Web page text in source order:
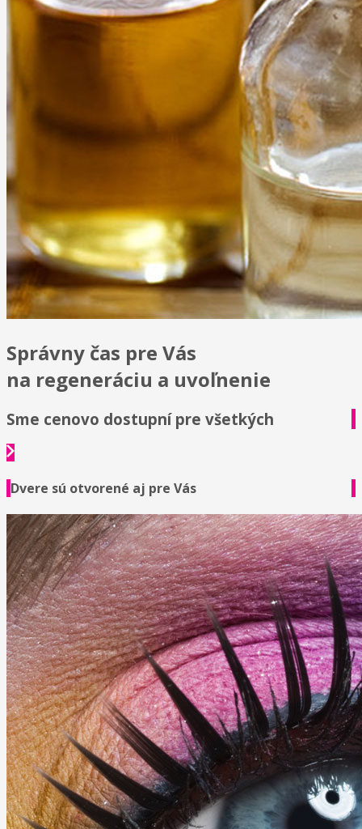
Správny čas pre Vás
na regeneráciu a uvoľnenie
Sme cenovo dostupní pre všetkých
Dvere sú otvorené aj pre Vás